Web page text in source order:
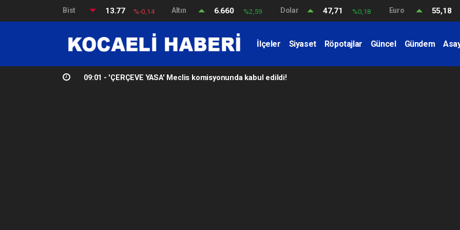
Bist 13.77 %-0,14 Altın 6.660 %2,59 Dolar 47,71 %0,18 Euro 55,18
İlçeler Siyaset Röpotajlar Güncel Gündem
09:01 - 'ÇERÇEVE YASA' Meclis komisyonunda kabul edildi!